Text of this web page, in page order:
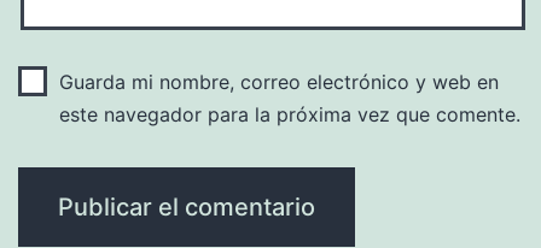
Guarda mi nombre, correo electrónico y web en
este navegador para la próxima vez que comente.